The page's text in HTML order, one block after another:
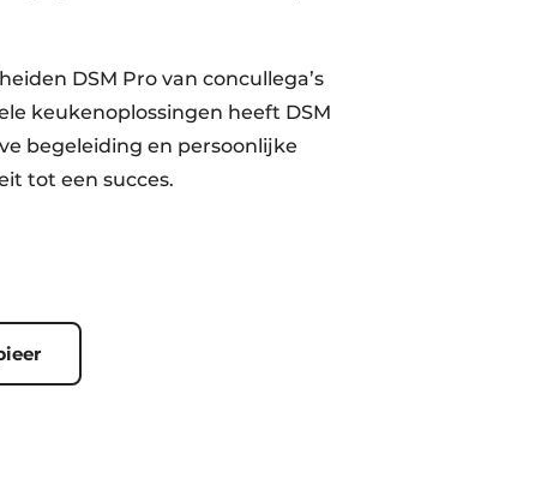
DSM Pro van concullega’s
keukenoplossingen heeft DSM
begeleiding en persoonlijke
tot een succes.